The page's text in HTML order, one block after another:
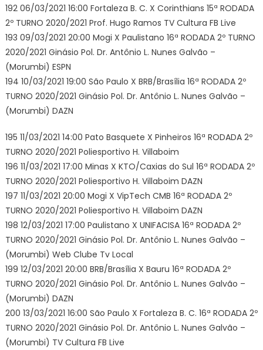
192 06/03/2021 16:00 Fortaleza B. C. X Corinthians 15ª RODADA
2º TURNO 2020/2021 Prof. Hugo Ramos TV Cultura FB Live
193 09/03/2021 20:00 Mogi X Paulistano 16ª RODADA 2º TURNO
2020/2021 Ginásio Pol. Dr. Antônio L. Nunes Galvão –
(Morumbi) ESPN
194 10/03/2021 19:00 São Paulo X BRB/Brasília 16ª RODADA 2º
TURNO 2020/2021 Ginásio Pol. Dr. Antônio L. Nunes Galvão –
(Morumbi) DAZN
195 11/03/2021 14:00 Pato Basquete X Pinheiros 16ª RODADA 2º
TURNO 2020/2021 Poliesportivo H. Villaboim
196 11/03/2021 17:00 Minas X KTO/Caxias do Sul 16ª RODADA 2º
TURNO 2020/2021 Poliesportivo H. Villaboim DAZN
197 11/03/2021 20:00 Mogi X VipTech CMB 16ª RODADA 2º
TURNO 2020/2021 Poliesportivo H. Villaboim DAZN
198 12/03/2021 17:00 Paulistano X UNIFACISA 16ª RODADA 2º
TURNO 2020/2021 Ginásio Pol. Dr. Antônio L. Nunes Galvão –
(Morumbi) Web Clube Tv Local
199 12/03/2021 20:00 BRB/Brasília X Bauru 16ª RODADA 2º
TURNO 2020/2021 Ginásio Pol. Dr. Antônio L. Nunes Galvão –
(Morumbi) DAZN
200 13/03/2021 16:00 São Paulo X Fortaleza B. C. 16ª RODADA 2º
TURNO 2020/2021 Ginásio Pol. Dr. Antônio L. Nunes Galvão –
(Morumbi) TV Cultura FB Live